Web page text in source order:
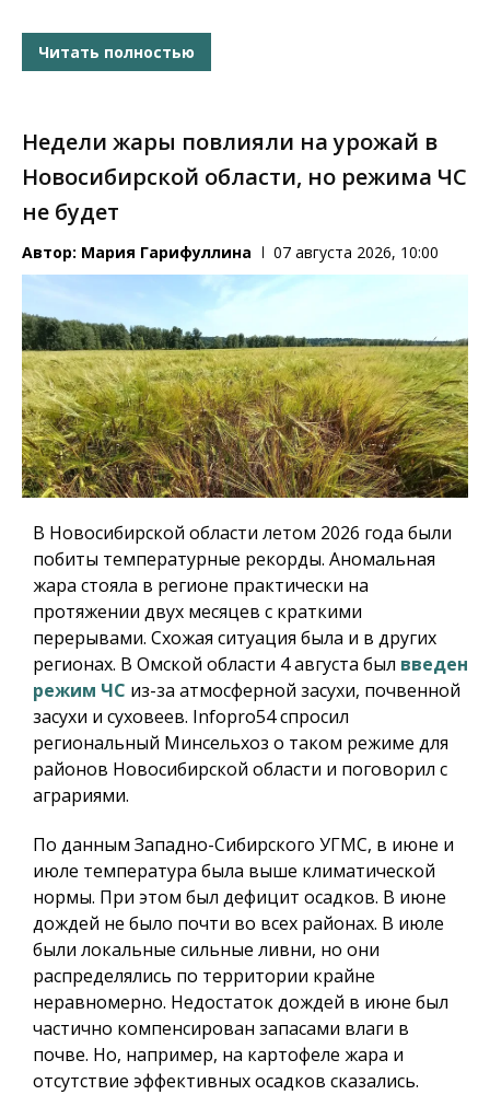
Читать полностью
Недели жары повлияли на урожай в
Новосибирской области, но режима ЧС
не будет
Автор: Мария Гарифуллина 07 августа 2026, 10:00
В Новосибирской области летом 2026 года были
побиты температурные рекорды. Аномальная
жара стояла в регионе практически на
протяжении двух месяцев с краткими
перерывами. Схожая ситуация была и в других
регионах. В Омской области 4 августа был введен
режим ЧС из-за атмосферной засухи, почвенной
засухи и суховеев. Infopro54спросил
региональный Минсельхоз о таком режиме для
районов Новосибирской области и поговорил с
аграриями.
По данным Западно-Сибирского УГМС, в июне и
июле температура была выше климатической
нормы. При этом был дефицит осадков. В июне
дождей не было почти во всех районах. В июле
были локальные сильные ливни, но они
распределялись по территории крайне
неравномерно. Недостаток дождей в июне был
частично компенсирован запасами влаги в
почве. Но, например, на картофеле жара и
отсутствие эффективных осадков сказались.